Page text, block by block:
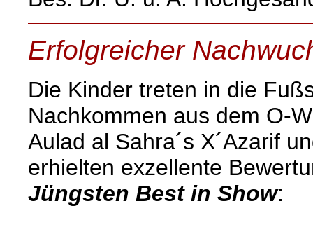
Erfolgreicher
Die Kinder treten in die
Nachkommen aus dem O-
Aulad al Sahra´s X´Azarif
erhielten exzellente
Jüngsten Best in Show: